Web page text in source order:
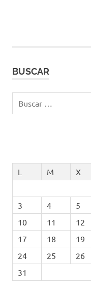
BUSCAR
L
M X
3
4 5
10
11 12
17
18 19
24
25 26
31